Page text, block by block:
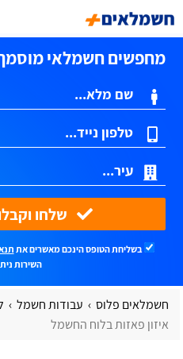
מחפשים חשמלאי
בשליחת הטופס הינכם מאשרים את
השירות
חשמלאים פלוס עבודות חשמל
איזון פאזות בלוח החשמל